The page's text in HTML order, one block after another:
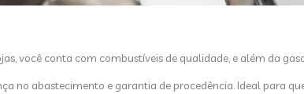
você conta com combustíveis de qualidade, e além da
no abastecimento e garantia de procedência. Ideal para